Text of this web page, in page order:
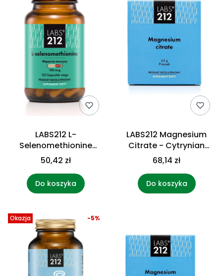
LABS212 L-
Selenomethionine
Selenium SeLECT - L-
selenometionina (120
kaps.)
50,42 zł
Do koszyka
LABS212 Magnesium
Citrate - Cytrynian
magnezu (63 g)
68,14 zł
Do koszyka
Okazja -5%